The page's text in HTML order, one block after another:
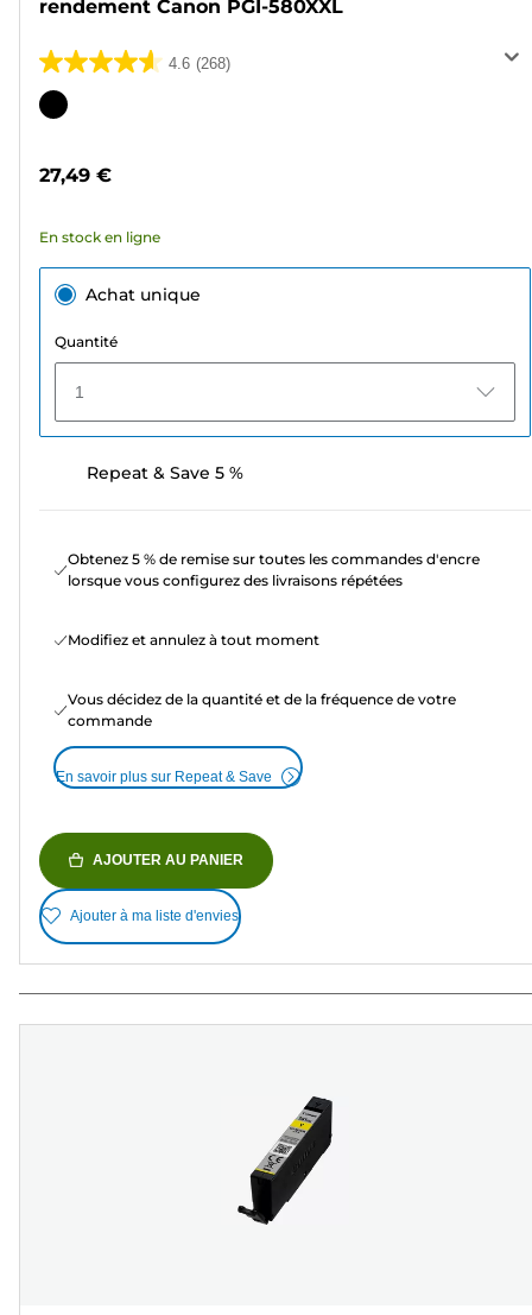
rendement Canon PGI-580XXL
4.6 (268)
4.6
sur
268
Cartouche
27,49 €
En stock en ligne
Achat unique
Quantité
1
Repeat & Save 5 %
Obtenez 5 % de remise sur toutes les commandes d'encre
lorsque vous configurez des livraisons répétées
Modifiez et annulez à tout moment
Vous décidez de la quantité et de la fréquence de votre
commande
En savoir plus sur Repeat & Save
AJOUTER AU PANIER
Ajouter à ma liste d'envies